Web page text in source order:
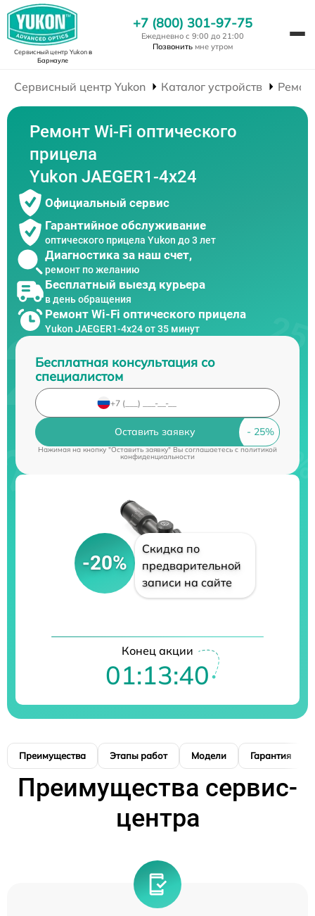
Сервисный центр Yukonв
Барнауле
+7 (800) 301-97-75
Ежедневно с 9:00 до 21:00
Позвонить мне утром
Сервисный центр Yukon Каталог устройств
Ремонт Wi-Fi оптического
прицела
Yukon JAEGER1-4x24
Официальный сервис
Гарантийное обслуживание
оптического прицела Yukon до 3 лет
Диагностика за наш счет,
ремонт по желанию
Бесплатный выезд курьера
в день обращения
Ремонт Wi-Fi оптического прицела
Yukon JAEGER1-4x24 от 35 минут
Бесплатная консультация со
специалистом
Оставить заявку
Нажимая на кнопку "Оставить заявку" Вы соглашаетесь cполитикой
конфиденциальности
-20%
Скидка по
предварительной
записи на сайте
Конец акции
01:13:39
Преимущества Этапы работ Модели Гарантия
Преимущества сервис-
центра